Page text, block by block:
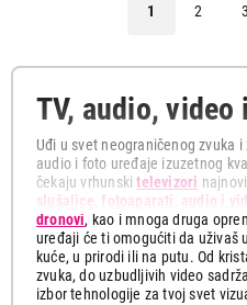
1
2 3
TV, audio, video
Uđi u svet neograničenog zvuka
audio i foto uređaje izuzetnog
čekaju vrhunskitelevizori
slušalice ,fotoaparati audio i
dronovi, kao i mnoga druga
uređaji će ti omogućiti da uživaš
kuće, u prirodi ili na putu. Od
zvuka, do uzbudljivih video
izbor tehnologije za tvoj svet